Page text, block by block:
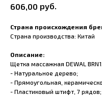
606,00 руб.
Страна происхождения
Страна производства: Китай
Описание:
Щетка массажная DEWAL
- Натуральное дерево;
- Прямоугольная,
- Пластиковый штифт, 7 рядов;